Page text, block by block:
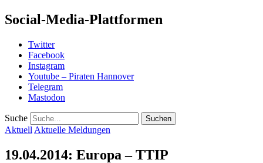
Social-Media-Plattformen
Twitter
Facebook
Instagram
Youtube – Piraten Hannover
Telegram
Mastodon
Suche
Aktuell Aktuelle Meldungen
19.04.2014: Europa – TTIP